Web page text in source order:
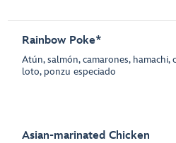
Rainbow Poke*
Atún, salmón, camarones, hamachi,
loto, ponzu especiado
Asian-marinated Chicken